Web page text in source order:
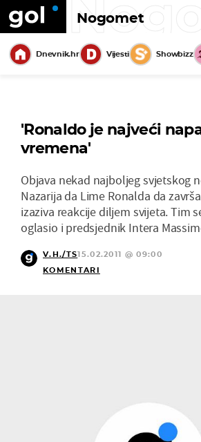
Nogomet
Dnevnik.hr Vijesti Showbizz
'Ronaldo je najveći
vremena'
Objava nekad najboljeg svjetskog
Nazarija da Lime Ronalda da
izaziva reakcije diljem svijeta. Tim
oglasio i predsjednik Intera
V.H./TS15.02.2011 @ 09:00
KOMENTARI